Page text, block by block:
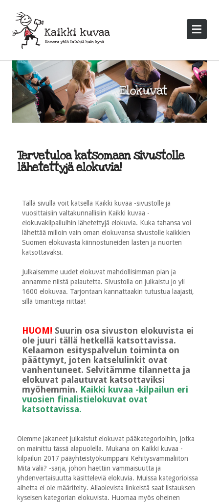
Tervetuloa katsomaan sivustolle
lähetettyjä elokuvia!
Tällä sivulla voit katsella Kaikki kuvaa -sivustolle ja
vuosittaisiin valtakunnallisiin Kaikki kuvaa -
elokuvakilpailuihin lähetettyjä elokuvia. Kuka tahansa voi
lähettää milloin vain oman elokuvansa sivustolle kaikkien
Suomen elokuvasta kiinnostuneiden lasten ja nuorten
katsottavaksi.
Julkaisemme uudet elokuvat mahdollisimman pian ja
annamme niistä palautetta. Sivustolla on julkaistu jo yli
1600 elokuvaa. Tarjontaan kannattaakin tutustua laajasti,
sillä timantteja riittää!
HUOM! Suurin osa sivuston elokuvista ei
ole juuri tällä hetkellä katsottavissa.
Kelaamon esityspalvelun toiminta on
päättynyt, joten katselulinkit ovat
vanhentuneet. Selvitämme tilannetta ja
elokuvat palautuvat katsottaviksi
myöhemmin. Kaikki kuvaa -kilpailun eri
vuosien finalistielokuvat ovat
katsottavissa.
Olemme jakaneet julkaistut elokuvat pääkategorioihin, jotka
on mainittu tässä alapuolella. Mukana on Kaikki kuvaa -
kilpailun 2017 pääyhteistyökumppani Kehitysvammaliiton
Mitä välii? -sarja, johon haettiin vammaisuutta ja
yhdenvertaisuutta käsitteleviä elokuvia. Muissa kategorioissa
aihetta ei ole määritelty. Allaolevista linkeistä saat listauksen
kyseisen kategorian elokuvista. Huomaa myös oheinen